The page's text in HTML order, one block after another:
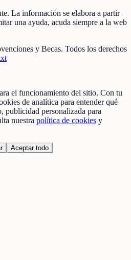
La información se elabora a partir
una ayuda, acuda siempre a la web
y Becas. Todos los derechos
el funcionamiento del sitio. Con tu
de analítica para entender qué
publicidad personalizada para
nuestra política de cookies y
Aceptar todo